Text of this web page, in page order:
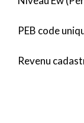
PEB code
Revenu